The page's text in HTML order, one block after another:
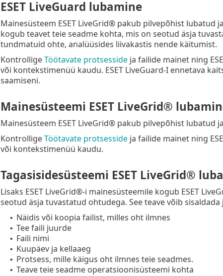
ESET LiveGuard lubamine
Mainesüsteem ESET LiveGrid® pakub pilvepõhist lubatud
kogub teavet teie seadme kohta, mis on seotud äsja
tundmatuid ohte, analüüsides liivakastis nende käitumist.
KontrolligeTöötavate protsessideja failide mainet ning
või kontekstimenüü kaudu. ESET LiveGuard-I ennetava
saamiseni.
Mainesüsteemi ESET LiveGrid®
Mainesüsteem ESET LiveGrid® pakub pilvepõhist lubatud
KontrolligeTöötavate protsessideja failide mainet ning
või kontekstimenüü kaudu.
Tagasisidesüsteemi ESET LiveGrid®
Lisaks ESET LiveGrid®-i mainesüsteemile kogub ESET
seotud äsja tuvastatud ohtudega. See teave võib
• Näidis või koopia failist, milles oht ilmnes
• Tee faili juurde
• Faili nimi
• Kuupäev ja kellaaeg
• Protsess, mille käigus oht ilmnes teie seadmes.
• Teave teie seadme operatsioonisüsteemi kohta